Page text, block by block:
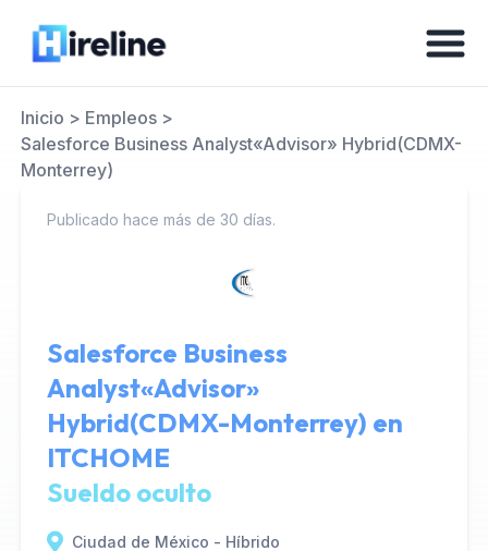
Inicio > Empleos>
Salesforce Business Analyst«Advisor» Hybrid(CDMX-
Monterrey)
Publicado hace más de 30 días.
Salesforce Business
Analyst«Advisor»
Hybrid(CDMX-Monterrey) en
ITCHOME
Sueldo oculto
Ciudad de México - Híbrido